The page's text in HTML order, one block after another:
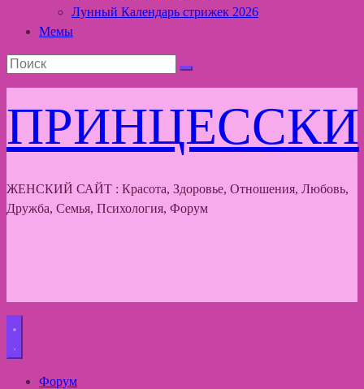
Лунный Календарь стрижек 2026
Мемы
ПРИНЦЕССКИ
ЖЕНСКИЙ САЙТ : Красота, Здоровье, Отношения, Любовь,
Дружба, Семья, Психология, Форум
Форум